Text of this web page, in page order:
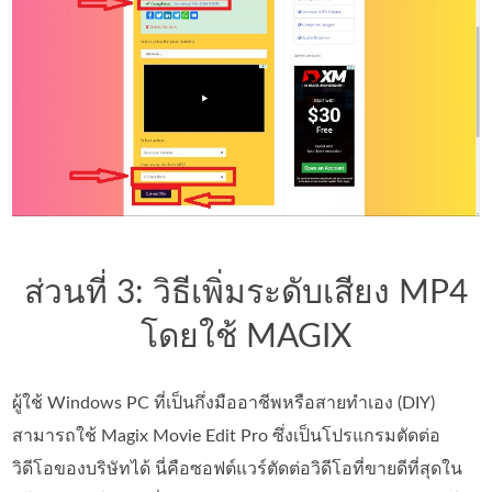
ส่วนที่ 3: วิธีเพิ่มระดับเสียง MP4
โดยใช้ MAGIX
ผู้ใช้ Windows PC ที่เป็นกึ่งมืออาชีพหรือสายทำเอง (DIY)
สามารถใช้ Magix Movie Edit Pro ซึ่งเป็นโปรแกรมตัดต่อ
วิดีโอของบริษัทได้ นี่คือซอฟต์แวร์ตัดต่อวิดีโอที่ขายดีที่สุดใน